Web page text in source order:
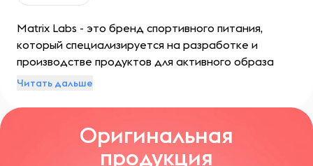
Matrix Labs - это бренд спортивного питания,
который специализируется на разработке и
производстве продуктов для активного образа
жизни и спортивных достижений. Он стремится
которые помогут спортсменам достичь своих
целей в тренировках и соревнованиях.
Читать дальше
Оригинальная
продукция